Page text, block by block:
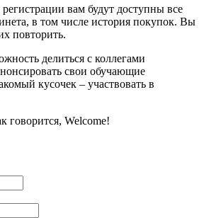
вам будут доступны все
в том числе история покупок. Вы
повторить.
делиться с коллегами
свои обучающие
кусочек – участвовать в
говорится, Welcome!